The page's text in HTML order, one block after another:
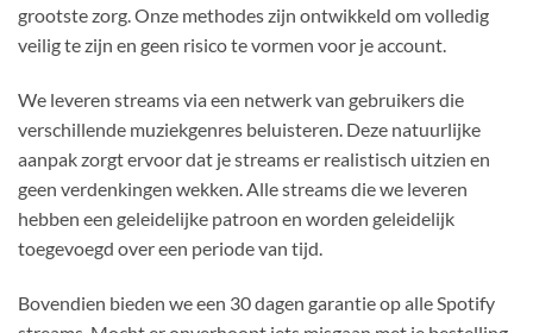
grootste zorg. Onze methodes zijn ontwikkeld om volledig
veilig te zijn en geen risico te vormen voor je account.
We leveren streams via een netwerk van gebruikers die
verschillende muziekgenres beluisteren. Deze natuurlijke
aanpak zorgt ervoor dat je streams er realistisch uitzien en
geen verdenkingen wekken. Alle streams die we leveren
hebben een geleidelijke patroon en worden geleidelijk
toegevoegd over een periode van tijd.
Bovendien bieden we een 30 dagen garantie op alle Spotify